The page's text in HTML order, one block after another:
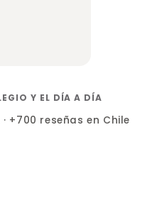
Y EL DÍA A DÍA
+700 reseñas en Chile